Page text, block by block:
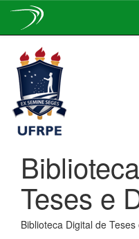
navigation
Teses e
Biblioteca Digital de